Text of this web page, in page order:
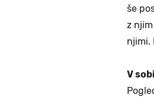
še
z
njimi.
V